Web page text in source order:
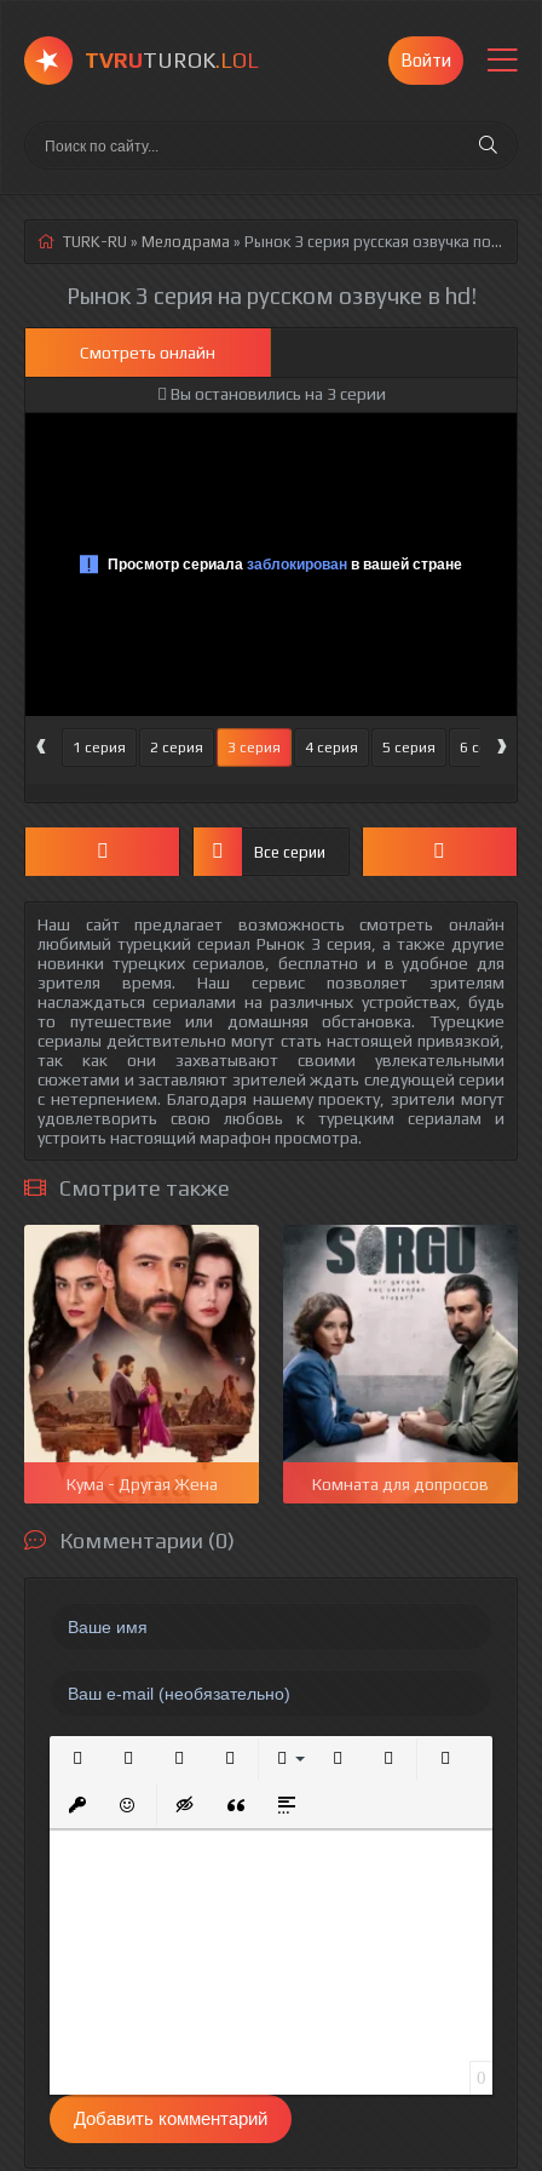
TVRUTUROK.LOL Войти
TURK-RU » Мелодрама » Рынок 3 серия русская озвучка полностью смотреть онлайн!
Рынок 3 серия на русском озвучке в hd!
Смотреть онлайн
Вы остановились на 3 серии
‹ 1 серия 2 серия 3 серия 4 серия 5 серия 6 серия
›
Все серии
Наш сайт предлагает возможность смотреть онлайн
любимый турецкий сериал Рынок 3 серия, а также другие
новинки турецких сериалов, бесплатно и в удобное для
зрителя время. Наш сервис позволяет зрителям
наслаждаться сериалами на различных устройствах, будь
то путешествие или домашняя обстановка. Турецкие
сериалы действительно могут стать настоящей привязкой,
так как они захватывают своими увлекательными
сюжетами и заставляют зрителей ждать следующей серии
с нетерпением. Благодаря нашему проекту, зрители могут
удовлетворить свою любовь к турецким сериалам и
устроить настоящий марафон просмотра.
Смотрите также
Кума - Другая Жена Комната для допросов
Комментарии (0)
Вставить защищенную ссылку
Вставить смайлик
Вставка скрытого текста
Вставка цитаты
Вставка спойлера
0
Добавить комментарий